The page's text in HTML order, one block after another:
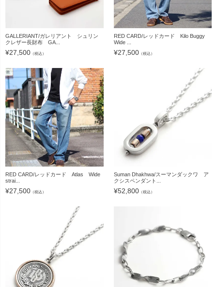
GALLERIANT/ガレリアント シュリン
クレザー長財布 GA...
¥27,500 （税込）
RED CARD/レッドカード Kilo Buggy
Wide ...
¥27,500（税込）
RED CARD/レッドカード Atlas Wide
strai...
¥27,500 （税込）
Suman Dhakhwa/スーマンダックワ ア
クシスペンダント...
¥52,800（税込）